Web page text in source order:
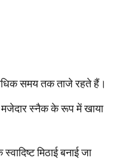
समय तक ताजे रहते हैं।
स्नैक के रूप में खाया
मिठाई बनाई जा